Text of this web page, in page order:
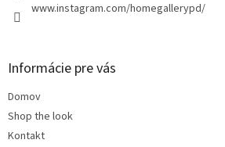
www.instagram.com/homegallerypd/
Informácie pre vás
Domov
Shop the look
Kontakt